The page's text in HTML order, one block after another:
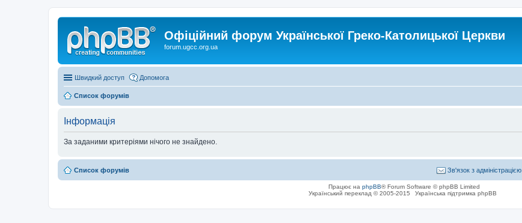
Офіційний форум Української Греко-Католицької Церкви
forum.ugcc.org.ua
Швидкий доступ Допомога
Список форумів
Інформація
За заданими критеріями нічого не знайдено.
Список форумів Зв'язок з адміністрацією
Працює на phpBB® Forum Software © phpBB Limited
Український переклад © 2005-2015
Українська підтримка phpBB